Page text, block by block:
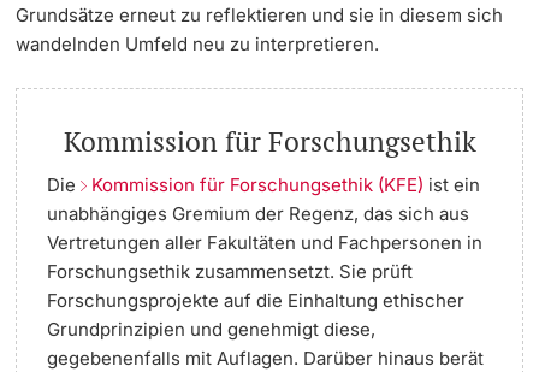
Grundsätze erneut zu reflektieren und sie in diesem sich
wandelnden Umfeld neu zu interpretieren.
Kommission für Forschungsethik
Die Kommission für Forschungsethik (KFE) ist ein
unabhängiges Gremium der Regenz, das sich aus
Vertretungen aller Fakultäten und Fachpersonen in
Forschungsethik zusammensetzt. Sie prüft
Forschungsprojekte auf die Einhaltung ethischer
Grundprinzipien und genehmigt diese,
gegebenenfalls mit Auflagen. Darüber hinaus berät